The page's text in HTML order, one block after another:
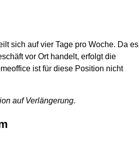
sich auf vier Tage pro Woche. Da es
vor Ort handelt, erfolgt die
ist für diese Position nicht
auf Verlängerung.